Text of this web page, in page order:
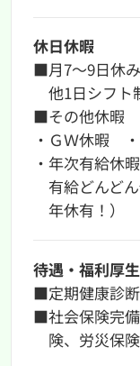
休⽇休暇
■月7〜9日休
他1日シフト
■その他休暇
‧ＧＷ休暇 ‧
・年次有給休
有給どんど
年休有！）
待遇・福利厚生
■定期健康診断
■社会保険完
険、労災保険